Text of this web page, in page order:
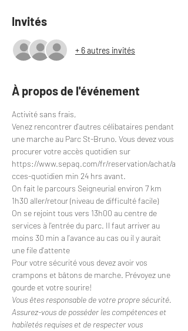
Invités
+ 6 autres invités
À propos de l'événement
Activité sans frais,
Venez rencontrer d'autres célibataires pendant
une marche au Parc St-Bruno. Vous devez vous
procurer votre accès quotidien sur
https://www.sepaq.com/fr/reservation/achat/a
cces-quotidien min 24 hrs avant.
On fait le parcours Seigneurial environ 7 km
1h30 aller/retour (niveau de difficulté facile)
On se rejoint tous vers 13h00 au centre de
services à l'entrée du parc. Il faut arriver au
moins 30 min a l'avance au cas ou il y aurait
une file d'attente
Pour votre sécurité vous devez avoir vos
crampons et bâtons de marche. Prévoyez une
gourde et votre sourire!
Vous êtes responsable de votre propre sécurité.
Assurez-vous de posséder les compétences et
habiletés requises et de respecter vous